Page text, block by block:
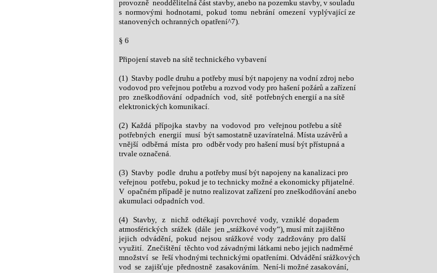
provozně neoddělitelná část stavby, anebo na pozemku stavby, v souladu
s normovými hodnotami, pokud tomu nebrání omezení vyplývající ze
stanovených ochranných opatření^7).
§ 6
Připojení staveb na sítě technického vybavení
(1) Stavby podle druhu a potřeby musí být napojeny na vodní zdroj nebo
vodovod pro veřejnou potřebu a rozvod vody pro hašení požárů a zařízení
pro zneškodňování odpadních vod, sítě potřebných energií a na sítě
elektronických komunikací.
(2) Každá přípojka stavby na vodovod pro veřejnou potřebu a sítě
potřebných energií musí být samostatně uzavíratelná. Místa uzávěrů a
vnější odběrná místa pro odběr vody pro hašení musí být přístupná a
trvale označená.
(3) Stavby podle druhu a potřeby musí být napojeny na kanalizaci pro
veřejnou potřebu, pokud je to technicky možné a ekonomicky přijatelné.
V opačném případě je nutno realizovat zařízení pro zneškodňování anebo
akumulaci odpadních vod.
(4) Stavby, z nichž odtékají povrchové vody, vzniklé dopadem
atmosférických srážek (dále jen „srážkové vody“), musí mít zajištěno
jejich odvádění, pokud nejsou srážkové vody zadržovány pro další
využití. Znečištění těchto vod závadnými látkami nebo jejich nadměrné
množství se řeší vhodnými technickými opatřeními. Odvádění srážkových
vod se zajišťuje přednostně zasakováním. Není-li možné zasakování,